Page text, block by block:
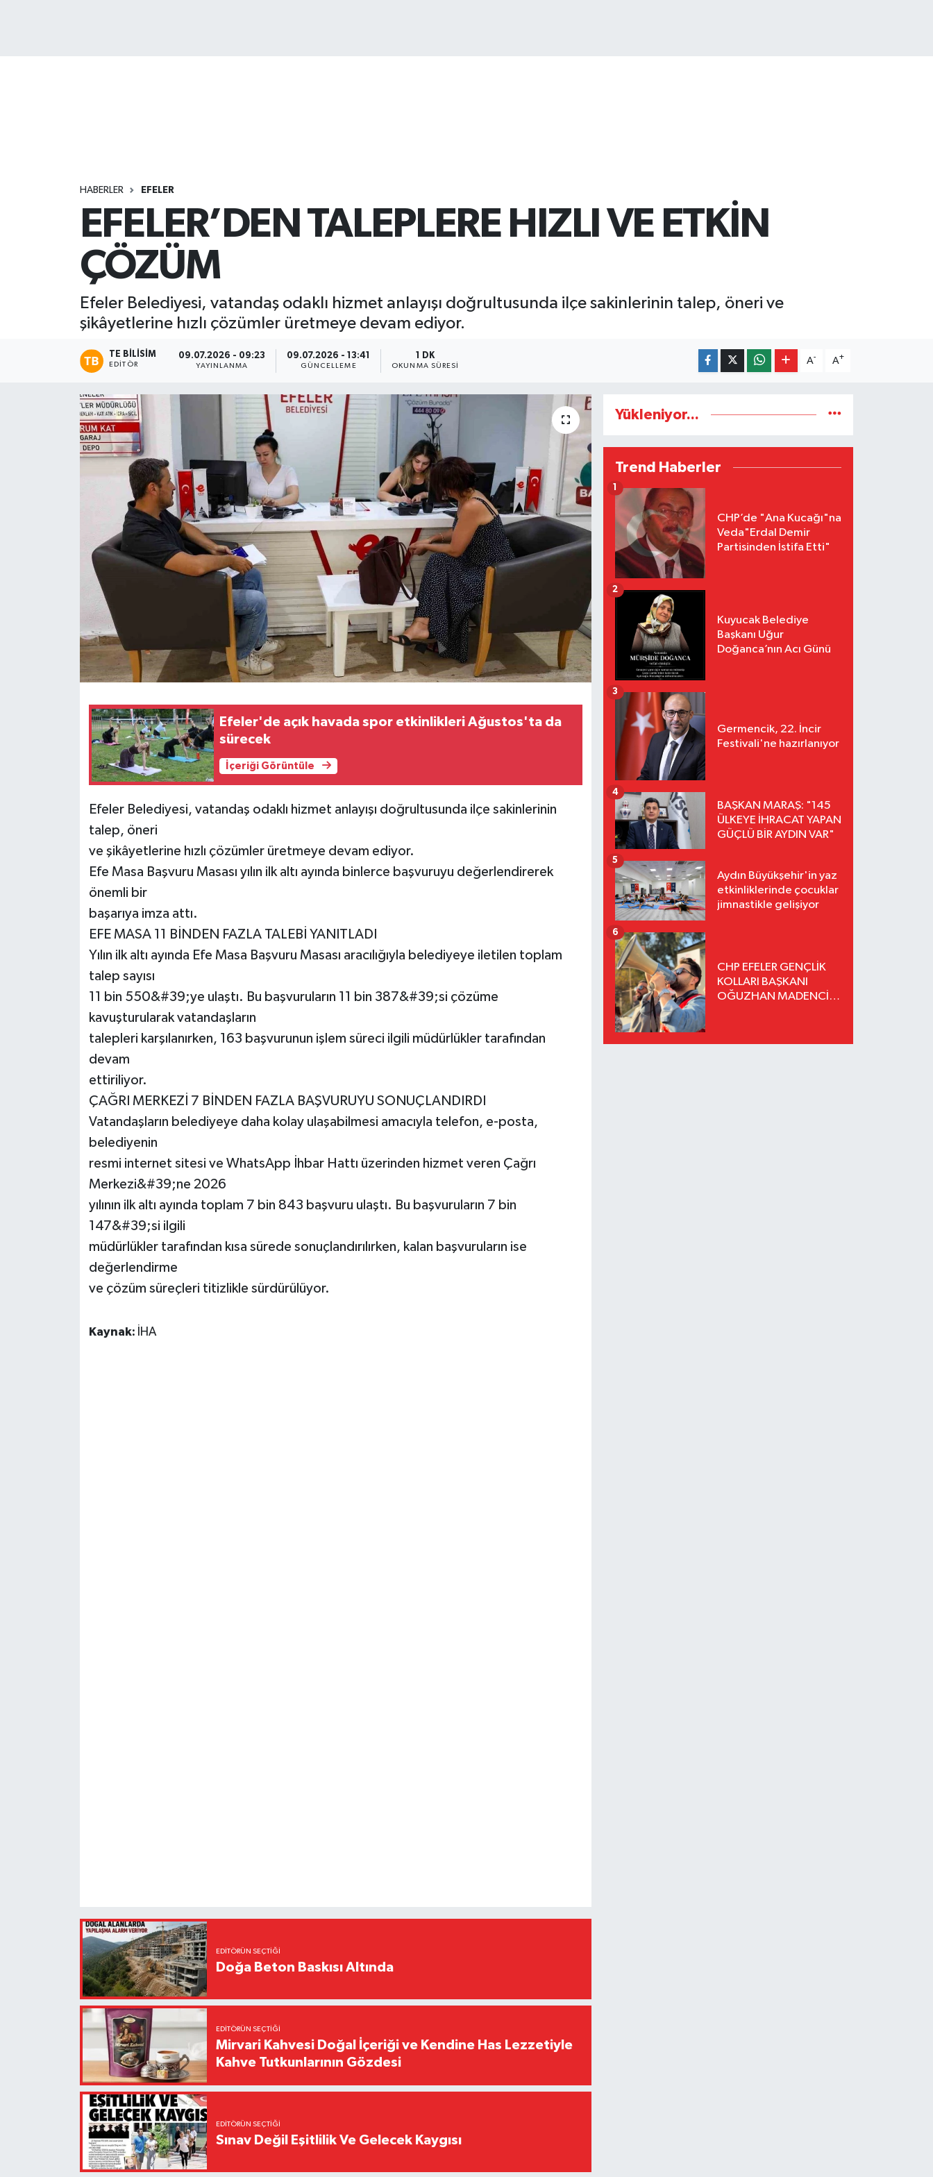
HABERLER EFELER
EFELER’DEN TALEPLERE HIZLI VE ETKİN
ÇÖZÜM
Efeler Belediyesi, vatandaş odaklı hizmet anlayışı doğrultusunda ilçe sakinlerinin talep, öneri ve
şikâyetlerine hızlı çözümler üretmeye devam ediyor.
TE BILISIM
EDITÖR
09.07.2026 - 09:23
YAYINLANMA
09.07.2026 - 13:41
GÜNCELLEME
1 DK
OKUNMA SÜRESI
A- A+
Efeler'de açık havada spor etkinlikleri Ağustos'ta da
sürecek
İçeriği Görüntüle
Efeler Belediyesi, vatandaş odaklı hizmet anlayışı doğrultusunda ilçe sakinlerinin
talep, öneri
ve şikâyetlerine hızlı çözümler üretmeye devam ediyor.
Efe Masa Başvuru Masası yılın ilk altı ayında binlerce başvuruyu değerlendirerek
önemli bir
başarıya imza attı.
EFE MASA 11 BİNDEN FAZLA TALEBİ YANITLADI
Yılın ilk altı ayında Efe Masa Başvuru Masası aracılığıyla belediyeye iletilen toplam
talep sayısı
11 bin 550&#39;ye ulaştı. Bu başvuruların 11 bin 387&#39;si çözüme
kavuşturularak vatandaşların
talepleri karşılanırken, 163 başvurunun işlem süreci ilgili müdürlükler tarafından
devam
ettiriliyor.
ÇAĞRI MERKEZİ 7 BİNDEN FAZLA BAŞVURUYU SONUÇLANDIRDI
Vatandaşların belediyeye daha kolay ulaşabilmesi amacıyla telefon, e-posta,
belediyenin
resmi internet sitesi ve WhatsApp İhbar Hattı üzerinden hizmet veren Çağrı
Merkezi&#39;ne 2026
yılının ilk altı ayında toplam 7 bin 843 başvuru ulaştı. Bu başvuruların 7 bin
147&#39;si ilgili
müdürlükler tarafından kısa sürede sonuçlandırılırken, kalan başvuruların ise
değerlendirme
ve çözüm süreçleri titizlikle sürdürülüyor.
Kaynak: İHA
EDITÖRÜN SEÇTIĞI
Doğa Beton Baskısı Altında
EDITÖRÜN SEÇTIĞI
Mirvari Kahvesi Doğal İçeriği ve Kendine Has Lezzetiyle
Kahve Tutkunlarının Gözdesi
EDITÖRÜN SEÇTIĞI
Sınav Değil Eşitlilik Ve Gelecek Kaygısı
Yükleniyor...
Trend Haberler
CHP’de "Ana Kucağı"na
Veda"Erdal Demir
Partisinden İstifa Etti"
1
Kuyucak Belediye
Başkanı Uğur
Doğanca’nın Acı Günü
2
Germencik, 22. İncir
Festivali'ne hazırlanıyor
3
BAŞKAN MARAŞ: "145
ÜLKEYE İHRACAT YAPAN
GÜÇLÜ BİR AYDIN VAR"
4
Aydın Büyükşehir'in yaz
etkinliklerinde çocuklar
jimnastikle gelişiyor
5
CHP EFELER GENÇLİK
KOLLARI BAŞKANI
OĞUZHAN MADENCİ
6